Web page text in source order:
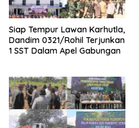
Siap Tempur Lawan Karhutla,
Dandim 0321/Rohil Terjunkan
1 SST Dalam Apel Gabungan